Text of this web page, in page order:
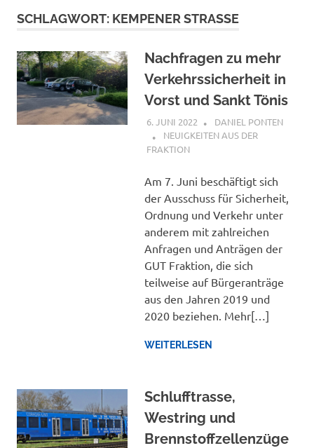
SCHLAGWORT: KEMPENER STRASSE
Nachfragen zu mehr
Verkehrssicherheit in
Vorst und Sankt Tönis
6. JUNI 2022
DANIEL PONTEN
NEUIGKEITEN AUS DER
FRAKTION
Am 7. Juni beschäftigt sich
der Ausschuss für Sicherheit,
Ordnung und Verkehr unter
anderem mit zahlreichen
Anfragen und Anträgen der
GUT Fraktion, die sich
teilweise auf Bürgeranträge
aus den Jahren 2019 und
2020 beziehen. Mehr[…]
WEITERLESEN
Schlufftrasse,
Westring und
Brennstoffzellenzüge